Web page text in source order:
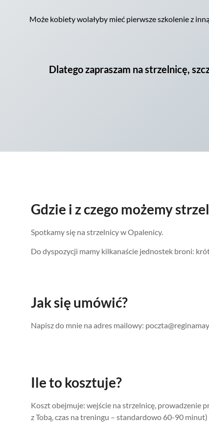
Może kobiety wolałyby mieć pierwsze szkolenie z
Dlatego zapraszam na strzelnicę,
Gdzie i z czego możemy
Spotkamy się na strzelnicy w Opalenicy.
Do dyspozycji mamy kilkanaście jednostek broni:
Jak się umówić?
Napisz do mnie na adres mailowy:
Ile to kosztuje?
Koszt obejmuje: wejście na strzelnicę, prowadzenie
z Tobą, czas na treningu – standardowo 60-90